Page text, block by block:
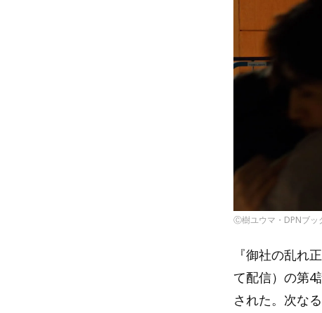
Ⓒ樹ユウマ・DPNブッ
『御社の乱れ
て配信）の第
された。次な